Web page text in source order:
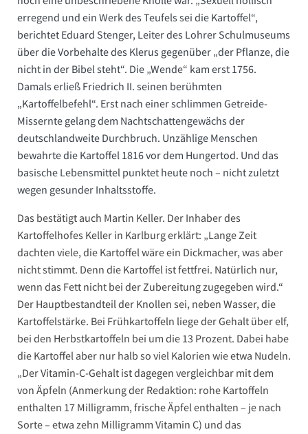
erregend und ein Werk des Teufels sei die Kartoffel“,
berichtet Eduard Stenger, Leiter des Lohrer Schulmuseums
über die Vorbehalte des Klerus gegenüber „der Pflanze, die
nicht in der Bibel steht“. Die „Wende“ kam erst 1756.
Damals erließ Friedrich II. seinen berühmten
„Kartoffelbefehl“. Erst nach einer schlimmen Getreide-
Missernte gelang dem Nachtschattengewächs der
deutschlandweite Durchbruch. Unzählige Menschen
bewahrte die Kartoffel 1816 vor dem Hungertod. Und das
basische Lebensmittel punktet heute noch – nicht zuletzt
wegen gesunder Inhaltsstoffe.
Das bestätigt auch Martin Keller. Der Inhaber des
Kartoffelhofes Keller in Karlburg erklärt: „Lange Zeit
dachten viele, die Kartoffel wäre ein Dickmacher, was aber
nicht stimmt. Denn die Kartoffel ist fettfrei. Natürlich nur,
wenn das Fett nicht bei der Zubereitung zugegeben wird.“
Der Hauptbestandteil der Knollen sei, neben Wasser, die
Kartoffelstärke. Bei Frühkartoffeln liege der Gehalt über elf,
bei den Herbstkartoffeln bei um die 13 Prozent. Dabei habe
die Kartoffel aber nur halb so viel Kalorien wie etwa Nudeln.
„Der Vitamin-C-Gehalt ist dagegen vergleichbar mit dem
von Äpfeln (Anmerkung der Redaktion: rohe Kartoffeln
enthalten 17 Milligramm, frische Äpfel enthalten – je nach
Sorte – etwa zehn Milligramm Vitamin C) und das